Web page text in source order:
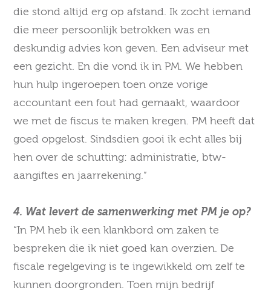
die stond altijd erg op afstand. Ik zocht iemand
die meer persoonlijk betrokken was en
deskundig advies kon geven. Een adviseur met
een gezicht. En die vond ik in PM. We hebben
hun hulp ingeroepen toen onze vorige
accountant een fout had gemaakt, waardoor
we met de fiscus te maken kregen. PM heeft dat
goed opgelost. Sindsdien gooi ik echt alles bij
hen over de schutting: administratie, btw-
aangiftes en jaarrekening.”
4. Wat levert de samenwerking met PM je op?
“In PM heb ik een klankbord om zaken te
bespreken die ik niet goed kan overzien. De
fiscale regelgeving is te ingewikkeld om zelf te
kunnen doorgronden. Toen mijn bedrijf